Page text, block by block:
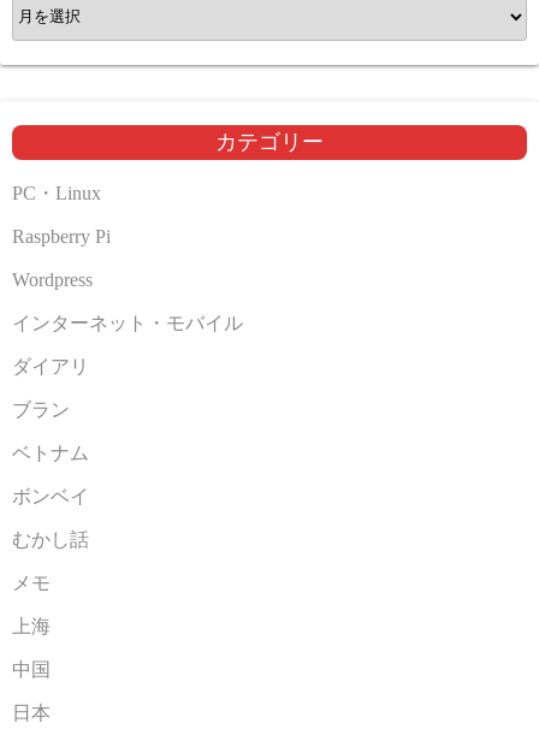
ア
ー
カ
ブ
カテゴリー
PC・Linux
Raspberry Pi
Wordpress
インターネット・モバイル
ダイアリ
ブラン
ベトナム
ボンベイ
むかし話
メモ
上海
中国
日本